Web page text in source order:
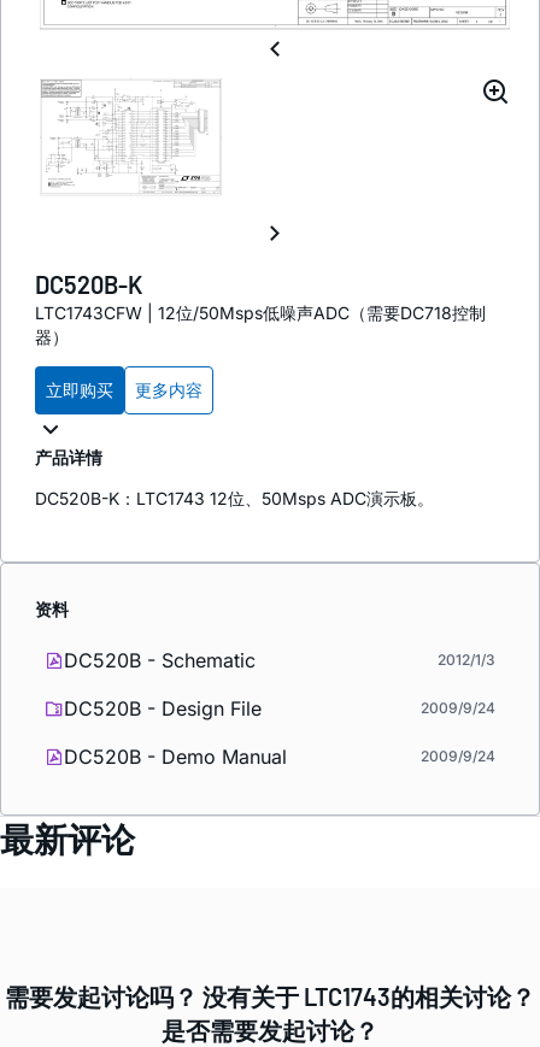
DC520B-K
LTC1743CFW | 12位/50Msps低噪声ADC（需要DC718控制
器）
立即购买 更多内容
产品详情
DC520B-K：LTC1743 12位、50Msps ADC演示板。
资料
DC520B - Schematic 2012/1/3
DC520B - Design File 2009/9/24
DC520B - Demo Manual 2009/9/24
最新评论
需要发起讨论吗？ 没有关于 LTC1743的相关讨论？
是否需要发起讨论？